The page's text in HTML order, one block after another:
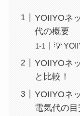
YOIIYOネ
代の概要
💡
YOIIYOネ
と比較！
YOIIYOネ
電気代の目